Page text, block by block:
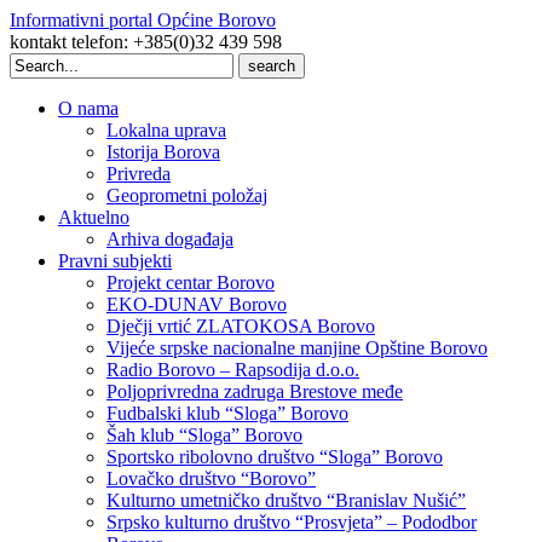
Informativni portal Općine Borovo
kontakt telefon: +385(0)32 439 598
Search
for:
O nama
Lokalna uprava
Istorija Borova
Privreda
Geoprometni položaj
Aktuelno
Arhiva događaja
Pravni subjekti
Projekt centar Borovo
EKO-DUNAV Borovo
Dječji vrtić ZLATOKOSA Borovo
Vijeće srpske nacionalne manjine Opštine Borovo
Radio Borovo – Rapsodija d.o.o.
Poljoprivredna zadruga Brestove međe
Fudbalski klub “Sloga” Borovo
Šah klub “Sloga” Borovo
Sportsko ribolovno društvo “Sloga” Borovo
Lovačko društvo “Borovo”
Kulturno umetničko društvo “Branislav Nušić”
Srpsko kulturno društvo “Prosvjeta” – Pododbor